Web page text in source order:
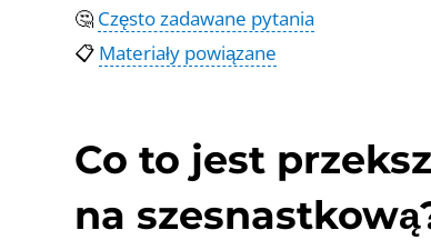
🤔 Często zadawane pytania
📋 Materiały powiązane
Co to jest
na